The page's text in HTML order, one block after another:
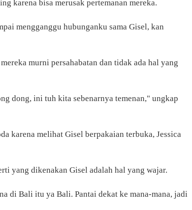
karena bisa merusak pertemanan mereka.
mengganggu hubunganku sama Gisel, kan
murni persahabatan dan tidak ada hal yang
dong, ini tuh kita sebenarnya temenan," ungkap
karena melihat Gisel berpakaian terbuka, Jessica
yang dikenakan Gisel adalah hal yang wajar.
di Bali itu ya Bali. Pantai dekat ke mana-mana, jadi